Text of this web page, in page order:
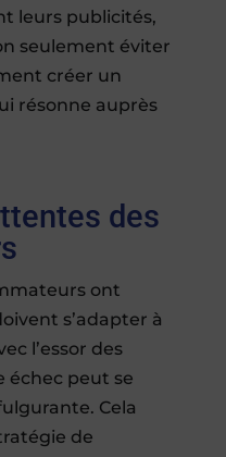
leurs publicités,
seulement éviter
créer un
résonne auprès
des
ont
s’adapter à
l’essor des
échec peut se
Cela
de